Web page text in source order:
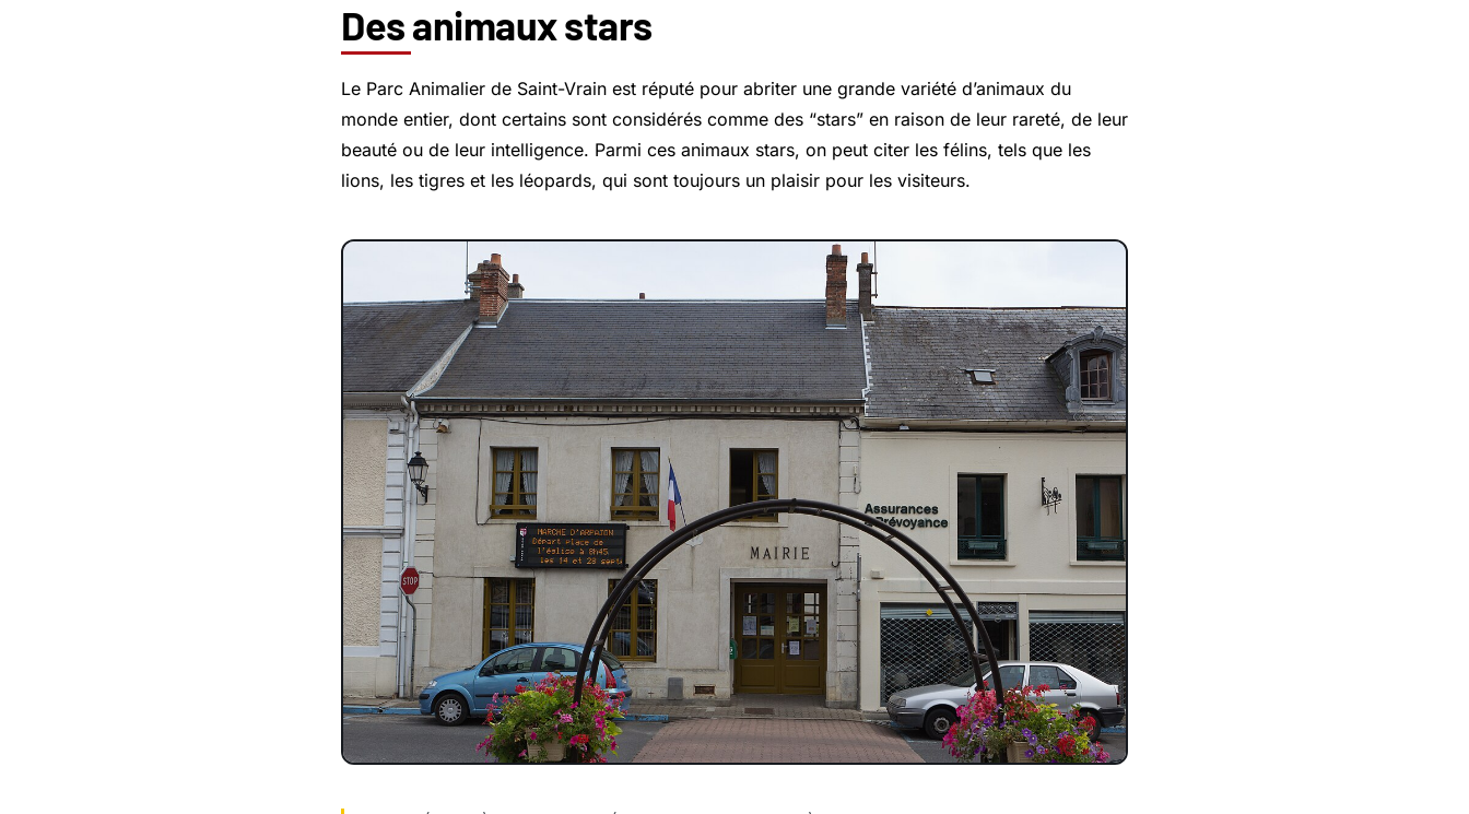
Des animaux stars
Le Parc Animalier de Saint-Vrain est réputé pour abriter une grande variété d’animaux du
monde entier, dont certains sont considérés comme des “stars” en raison de leur rareté, de leur
beauté ou de leur intelligence. Parmi ces animaux stars, on peut citer les félins, tels que les
lions, les tigres et les léopards, qui sont toujours un plaisir pour les visiteurs.